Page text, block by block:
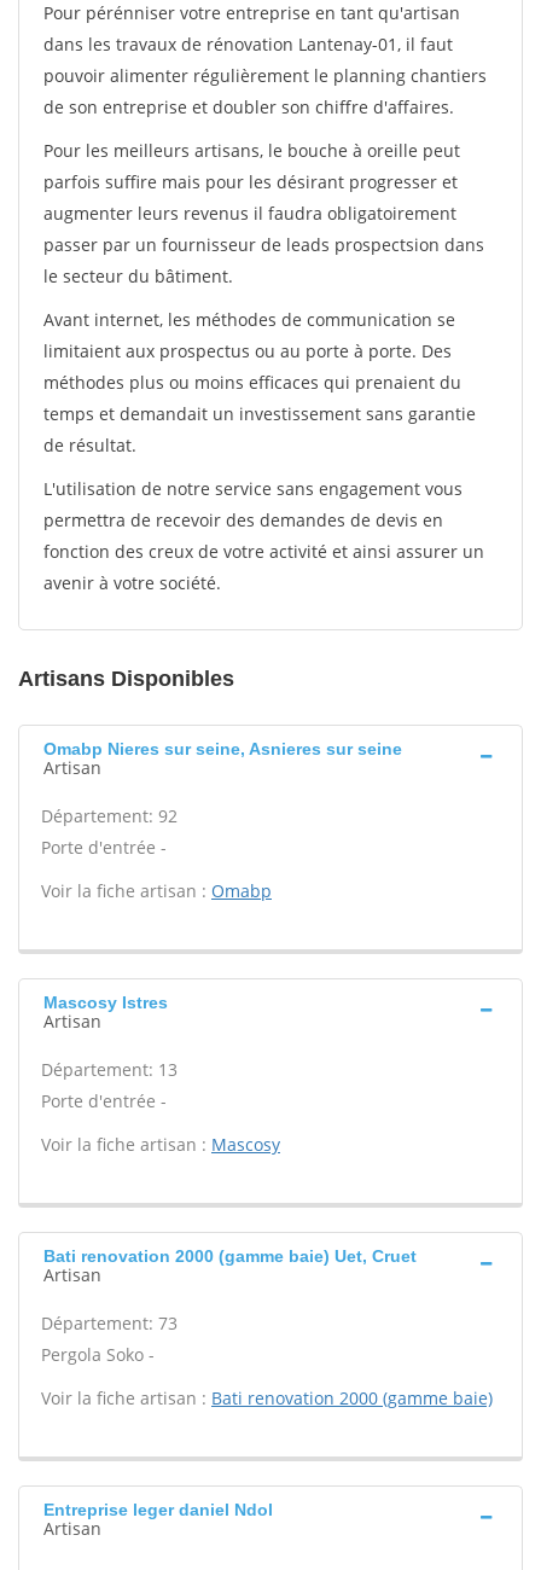
Pour pérénniser votre entreprise en tant qu'artisan
dans les travaux de rénovation Lantenay-01, il faut
pouvoir alimenter régulièrement le planning chantiers
de son entreprise et doubler son chiffre d'affaires.
Pour les meilleurs artisans, le bouche à oreille peut
parfois suffire mais pour les désirant progresser et
augmenter leurs revenus il faudra obligatoirement
passer par un fournisseur de leads prospectsion dans
le secteur du bâtiment.
Avant internet, les méthodes de communication se
limitaient aux prospectus ou au porte à porte. Des
méthodes plus ou moins efficaces qui prenaient du
temps et demandait un investissement sans garantie
de résultat.
L'utilisation de notre service sans engagement vous
permettra de recevoir des demandes de devis en
fonction des creux de votre activité et ainsi assurer un
avenir à votre société.
Artisans Disponibles
Omabp Nieres sur seine, Asnieres sur seine
Artisan
Département: 92
Porte d'entrée -
Voir la fiche artisan : Omabp
Mascosy Istres
Artisan
Département: 13
Porte d'entrée -
Voir la fiche artisan : Mascosy
Bati renovation 2000 (gamme baie) Uet, Cruet
Artisan
Département: 73
Pergola Soko -
Voir la fiche artisan : Bati renovation 2000 (gamme baie)
Entreprise leger daniel Ndol
Artisan